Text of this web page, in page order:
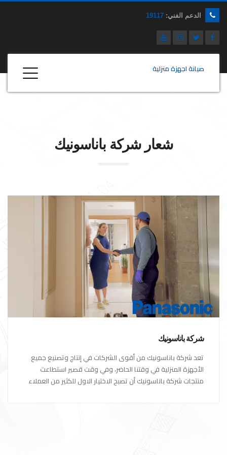
الدعم الفني: 19117
صيانة اجهزة منزلية
شعار شركة باناسونيك
شركة باناسونيك
تعد شركة باناسونيك من أقوى الشركات في إنتاج وتصنيع جميع
الأجهزة المنزلية في وقتنا الحاضر، وفي وقت قصير استطاعت
منتجات شركة باناسونيك أن تصبح الاختيار الاول للكثير من العملاء